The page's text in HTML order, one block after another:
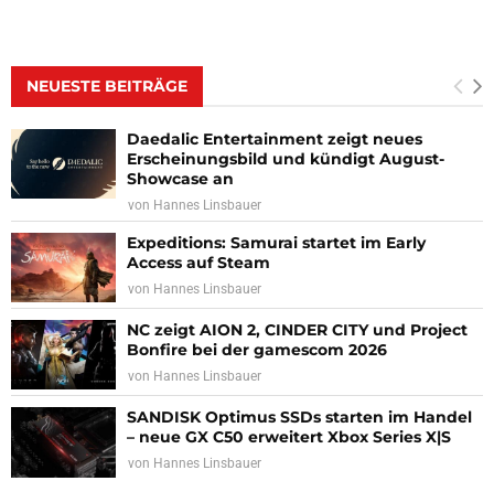
NEUESTE BEITRÄGE
Daedalic Entertainment zeigt neues
Erscheinungsbild und kündigt August-
Showcase an
von Hannes Linsbauer
Expeditions: Samurai startet im Early
Access auf Steam
von Hannes Linsbauer
NC zeigt AION 2, CINDER CITY und Project
Bonfire bei der gamescom 2026
von Hannes Linsbauer
SANDISK Optimus SSDs starten im Handel
– neue GX C50 erweitert Xbox Series X|S
von Hannes Linsbauer